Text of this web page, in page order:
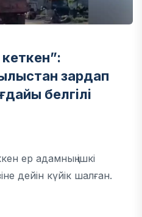
кеткен”:
зардап
белгілі
ер адамның ішкі
дейін күйік шалған.